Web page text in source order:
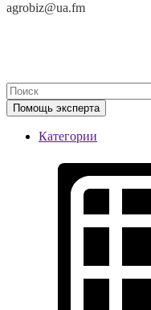
agrobiz@ua.fm
Помощь эксперта
Категории